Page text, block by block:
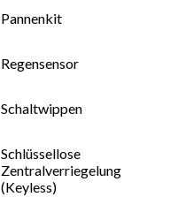
Pannenkit
Regensensor
Schaltwippen
Schlüssellose
Zentralverriegelung
(Keyless)